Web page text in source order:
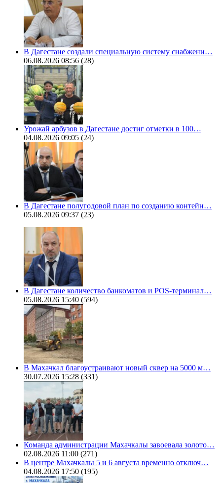
В Дагестане создали специальную систему снабжени…
06.08.2026 08:56 (28)
Урожай арбузов в Дагестане достиг отметки в 100…
04.08.2026 09:05 (24)
В Дагестане полугодовой план по созданию контейн…
05.08.2026 09:37 (23)
В Дагестане количество банкоматов и POS-терминал…
05.08.2026 15:40 (594)
В Махачкал благоустраивают новый сквер на 5000 м…
30.07.2026 15:28 (331)
Команда администрации Махачкалы завоевала золото…
02.08.2026 11:00 (271)
В центре Махачкалы 5 и 6 августа временно отключ…
04.08.2026 17:50 (195)